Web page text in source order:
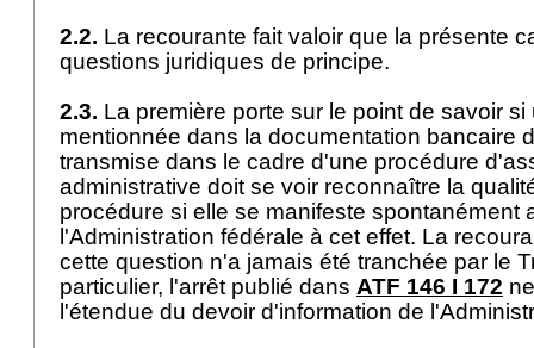
2.2. La recourante fait valoir que la présente
questions juridiques de principe.
2.3. La première porte sur le point de savoir
mentionnée dans la documentation bancaire
transmise dans le cadre d'une procédure
administrative doit se voir reconnaître la
procédure si elle se manifeste spontanément
l'Administration fédérale à cet effet. La
cette question n'a jamais été tranchée par le
particulier, l'arrêt publié dans ATF 146 I 172
l'étendue du devoir d'information de